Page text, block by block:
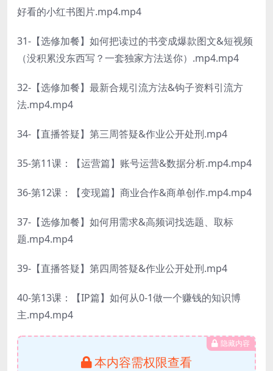
好看的小红书图片.mp4.mp4
31-【选修加餐】如何把读过的书变成爆款图文&短视频
（没积累没东西写？一套独家方法送你）.mp4.mp4
32-【选修加餐】最新合规引流方法&钩子资料引流方
法.mp4.mp4
34-【直播答疑】第三周答疑&作业公开处刑.mp4
35-第11课：【运营篇】账号运营&数据分析.mp4.mp4
36-第12课：【变现篇】商业合作&商单创作.mp4.mp4
37-【选修加餐】如何用需求&高频词找选题、取标
题.mp4.mp4
39-【直播答疑】第四周答疑&作业公开处刑.mp4
40-第13课：【IP篇】如何从0-1做一个赚钱的知识博
主.mp4.mp4
隐藏内容
本内容需权限查看